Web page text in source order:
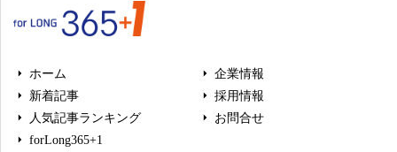
ホーム
新着記事
人気記事ランキング
forLong365+1
企業情報
採用情報
お問合せ